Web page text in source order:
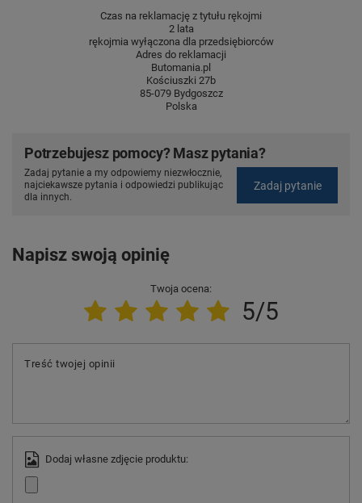
Czas na reklamację z tytułu rękojmi
2 lata
rękojmia wyłączona dla przedsiębiorców
Adres do reklamacji
Butomania.pl
Kościuszki 27b
85-079 Bydgoszcz
Polska
Potrzebujesz pomocy? Masz pytania?
Zadaj pytanie a my odpowiemy niezwłocznie,
najciekawsze pytania i odpowiedzi publikując
dla innych.
Zadaj pytanie
Napisz swoją opinię
Twoja ocena:
5/5
Treść twojej opinii
Dodaj własne zdjęcie produktu: